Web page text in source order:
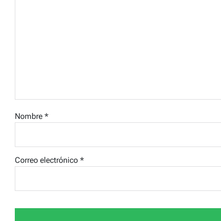
Nombre *
Correo electrónico *